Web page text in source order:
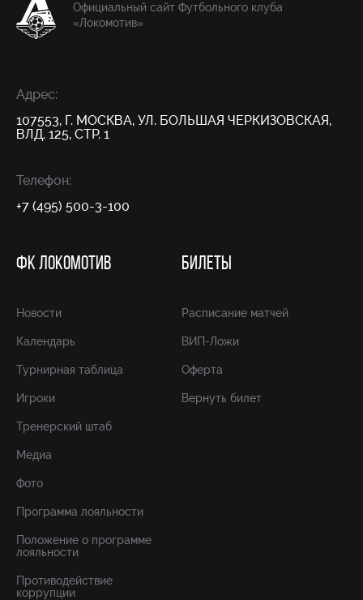
Официальный сайт Футбольного клуба
«Локомотив»
Адрес:
107553, Г. МОСКВА, УЛ. БОЛЬШАЯ ЧЕРКИЗОВСКАЯ,
ВЛД. 125, СТР. 1
Телефон:
+7 (495) 500-3-100
ФК ЛОКОМОТИВ
Новости
Календарь
Турнирная таблица
Игроки
Тренерский штаб
Медиа
Фото
Программа лояльности
Положение о программе
лояльности
Противодействие
коррупции
БИЛЕТЫ
Расписание матчей
ВИП-Ложи
Оферта
Вернуть билет